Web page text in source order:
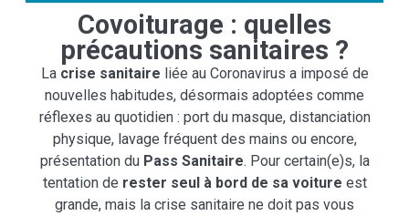
Covoiturage : quelles
précautions sanitaires ?
La crise sanitaire liée au Coronavirus a imposé de
nouvelles habitudes, désormais adoptées comme
réflexes au quotidien : port du masque, distanciation
physique, lavage fréquent des mains ou encore,
présentation du Pass Sanitaire. Pour certain(e)s, la
tentation de rester seul à bord de sa voiture est
grande, mais la crise sanitaire ne doit pas vous